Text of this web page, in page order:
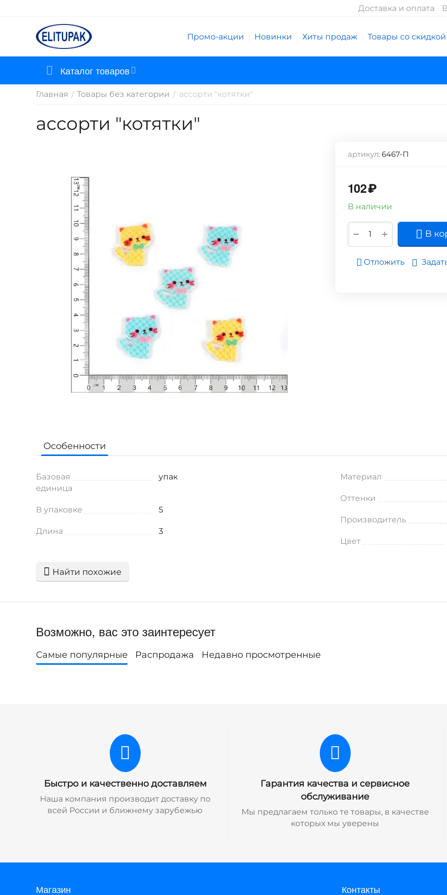
Доставка и оплата
Промо-акции Новинки Хиты продаж Товары со скидкой
Каталог товаров
Главная / Товары без категории / ассорти "котятки"
ассорти "котятки"
артикул:6467-П
102₽
В наличии
+
− В
Отложить
Особенности
Базовая
единица
упак
В упаковке 5
Длина 3
Материал
Оттенки
Производитель
Цвет
Найти похожие
Возможно, вас это заинтересует
Самые популярные Распродажа Недавно просмотренные
Быстро и качественно доставляем
Наша компания производит доставку по
всей России и ближнему зарубежью
Гарантия качества и сервисное
обслуживание
Мы предлагаем только те товары, в качестве
которых мы уверены
Магазин Контакты